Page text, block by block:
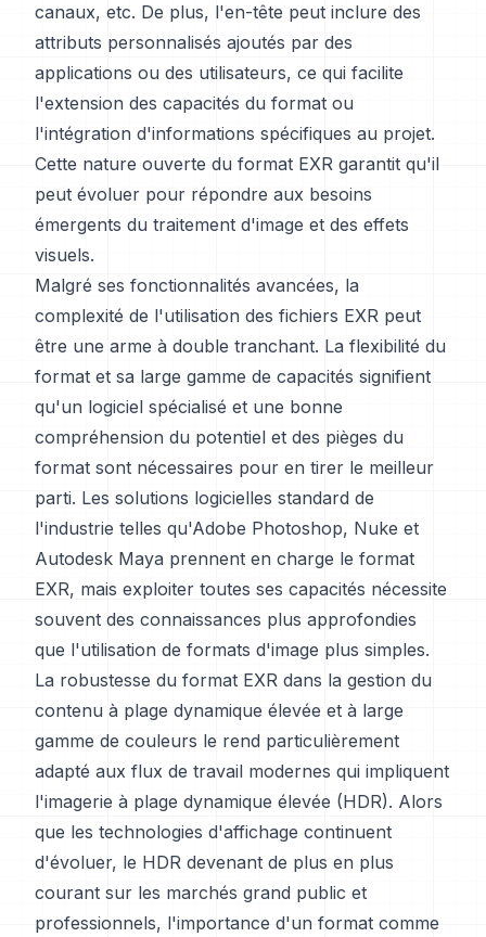
canaux, etc. De plus, l'en-tête peut inclure des
attributs personnalisés ajoutés par des
applications ou des utilisateurs, ce qui facilite
l'extension des capacités du format ou
l'intégration d'informations spécifiques au projet.
Cette nature ouverte du format EXR garantit qu'il
peut évoluer pour répondre aux besoins
émergents du traitement d'image et des effets
visuels.
Malgré ses fonctionnalités avancées, la
complexité de l'utilisation des fichiers EXR peut
être une arme à double tranchant. La flexibilité du
format et sa large gamme de capacités signifient
qu'un logiciel spécialisé et une bonne
compréhension du potentiel et des pièges du
format sont nécessaires pour en tirer le meilleur
parti. Les solutions logicielles standard de
l'industrie telles qu'Adobe Photoshop, Nuke et
Autodesk Maya prennent en charge le format
EXR, mais exploiter toutes ses capacités nécessite
souvent des connaissances plus approfondies
que l'utilisation de formats d'image plus simples.
La robustesse du format EXR dans la gestion du
contenu à plage dynamique élevée et à large
gamme de couleurs le rend particulièrement
adapté aux flux de travail modernes qui impliquent
l'imagerie à plage dynamique élevée (HDR). Alors
que les technologies d'affichage continuent
d'évoluer, le HDR devenant de plus en plus
courant sur les marchés grand public et
professionnels, l'importance d'un format comme